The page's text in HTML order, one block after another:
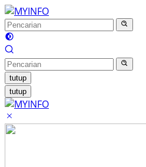
Langsung
ke
konten
tutup
tutup